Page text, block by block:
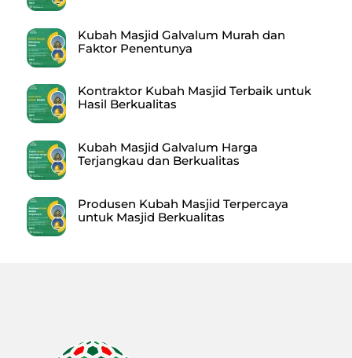
Kubah Masjid Galvalum Murah dan
Faktor Penentunya
Kontraktor Kubah Masjid Terbaik untuk
Hasil Berkualitas
Kubah Masjid Galvalum Harga
Terjangkau dan Berkualitas
Produsen Kubah Masjid Terpercaya
untuk Masjid Berkualitas